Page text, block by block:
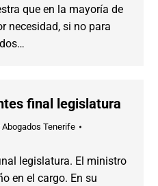
que en la mayoría de
necesidad, si no para
final legislatura
Abogados Tenerife
legislatura. El ministro
en el cargo. En su